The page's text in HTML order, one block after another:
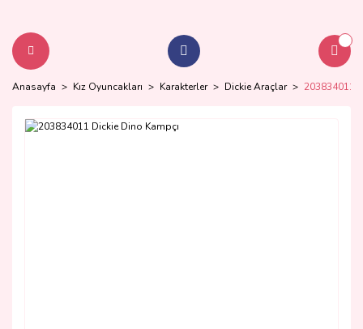
Anasayfa Kız Oyuncakları Karakterler Dickie Araçlar 203834011